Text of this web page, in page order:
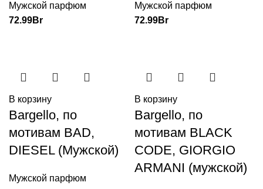
Мужской парфюм
72.99Br
Мужской парфюм
72.99Br
В корзину
Bargello, по
мотивам BAD,
DIESEL (Мужской)
Мужской парфюм
В корзину
Bargello, по
мотивам BLACK
CODE, GIORGIO
ARMANI (мужской)